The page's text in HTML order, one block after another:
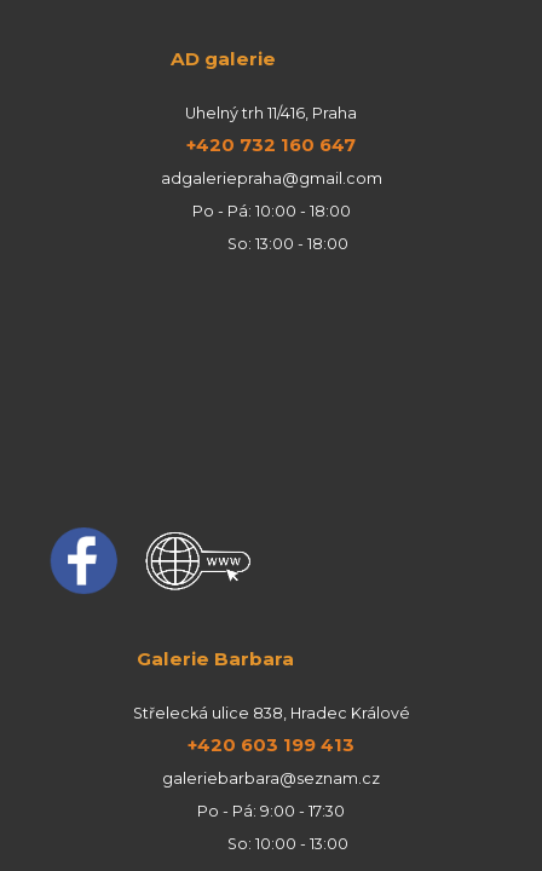
AD galerie
Uhelný trh 11/416, Praha
+420 732 160 647
adgaleriepraha@gmail.com
Po - Pá: 10:00 - 18:00
So: 13:00 - 18:00
Galerie Barbara
Střelecká ulice 838, Hradec Králové
+420 603 199 413
galeriebarbara@seznam.cz
Po - Pá: 9:00 - 17:30
So: 10:00 - 13:00